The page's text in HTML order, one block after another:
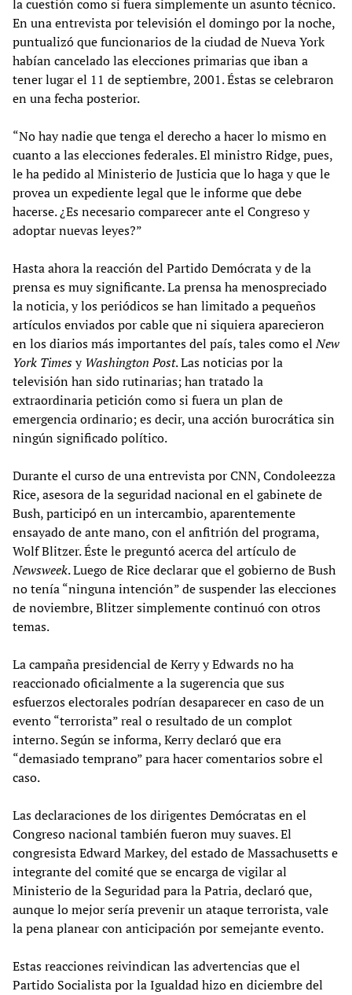
la cuestión como si fuera simplemente un asunto técnico.
En una entrevista por televisión el domingo por la noche,
puntualizó que funcionarios de la ciudad de Nueva York
habían cancelado las elecciones primarias que iban a
tener lugar el 11 de septiembre, 2001. Éstas se celebraron
en una fecha posterior.
“No hay nadie que tenga el derecho a hacer lo mismo en
cuanto a las elecciones federales. El ministro Ridge, pues,
le ha pedido al Ministerio de Justicia que lo haga y que le
provea un expediente legal que le informe que debe
hacerse. ¿Es necesario comparecer ante el Congreso y
adoptar nuevas leyes?”
Hasta ahora la reacción del Partido Demócrata y de la
prensa es muy significante. La prensa ha menospreciado
la noticia, y los periódicos se han limitado a pequeños
artículos enviados por cable que ni siquiera aparecieron
en los diarios más importantes del país, tales como elNew
York TimesyWashington Post. Las noticias por la
televisión han sido rutinarias; han tratado la
extraordinaria petición como si fuera un plan de
emergencia ordinario; es decir, una acción burocrática sin
ningún significado político.
Durante el curso de una entrevista por CNN, Condoleezza
Rice, asesora de la seguridad nacional en el gabinete de
Bush, participó en un intercambio, aparentemente
ensayado de ante mano, con el anfitrión del programa,
Wolf Blitzer. Éste le preguntó acerca del artículo de
Newsweek. Luego de Rice declarar que el gobierno de Bush
no tenía “ninguna intención” de suspender las elecciones
de noviembre, Blitzer simplemente continuó con otros
temas.
La campaña presidencial de Kerry y Edwards no ha
reaccionado oficialmente a la sugerencia que sus
esfuerzos electorales podrían desaparecer en caso de un
evento “terrorista” real o resultado de un complot
interno. Según se informa, Kerry declaró que era
“demasiado temprano” para hacer comentarios sobre el
caso.
Las declaraciones de los dirigentes Demócratas en el
Congreso nacional también fueron muy suaves. El
congresista Edward Markey, del estado de Massachusetts e
integrante del comité que se encarga de vigilar al
Ministerio de la Seguridad para la Patria, declaró que,
aunque lo mejor sería prevenir un ataque terrorista, vale
la pena planear con anticipación por semejante evento.
Estas reacciones reivindican las advertencias que el
Partido Socialista por la Igualdad hizo en diciembre del